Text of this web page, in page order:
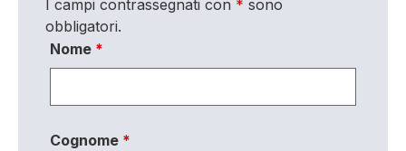
I campi contrassegnati con * sono
obbligatori.
Nome *
Cognome *